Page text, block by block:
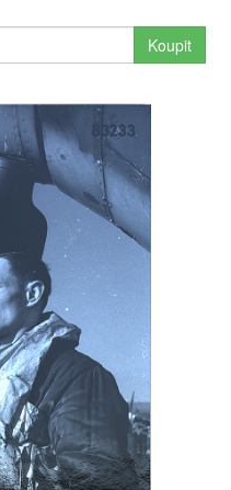
Koupit